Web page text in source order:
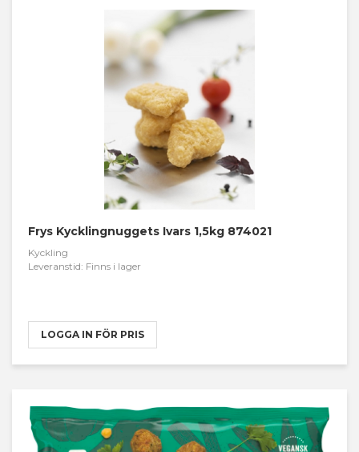
Frys Kycklingnuggets Ivars 1,5kg 874021
Kyckling
Leveranstid: Finns i lager
LOGGA IN FÖR PRIS